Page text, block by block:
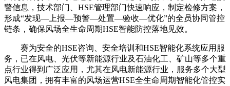
警信息，技术部门、HSE管理部门快速响应，制定检修方案，
形成“发现—上报—预警—处置—验收—优化”的全员协同管控
链条，确保风场全生命周期HSE智能防控落地见效。
赛为安全的HSE咨询、安全培训和HSE智能化系统应用服
务，已在风电、光伏等新能源行业及石油化工、矿山等多个重
点行业得到广泛应用，尤其在风电新能源行业，服务多个大型
风电集团，拥有丰富的风场运营HSE全生命周期智能化管控实